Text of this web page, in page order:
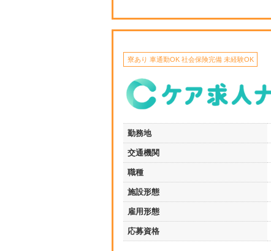
寮あり 車通勤OK 社会保険完備 未経験OK
勤務地
交通機関
職種
施設形態
雇用形態
応募資格